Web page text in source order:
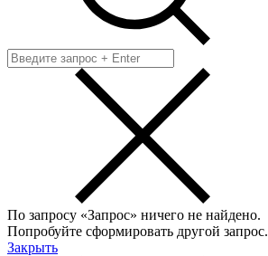
По запросу «Запрос» ничего не найдено.
Попробуйте сформировать другой запрос.
Закрыть